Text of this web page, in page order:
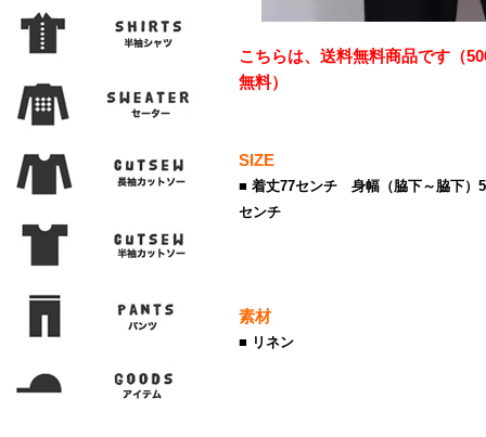
こちらは、送料無料商品です（
無料）
SIZE
■ 着丈77センチ 身幅（脇下～脇下
センチ
素材
■ リネン